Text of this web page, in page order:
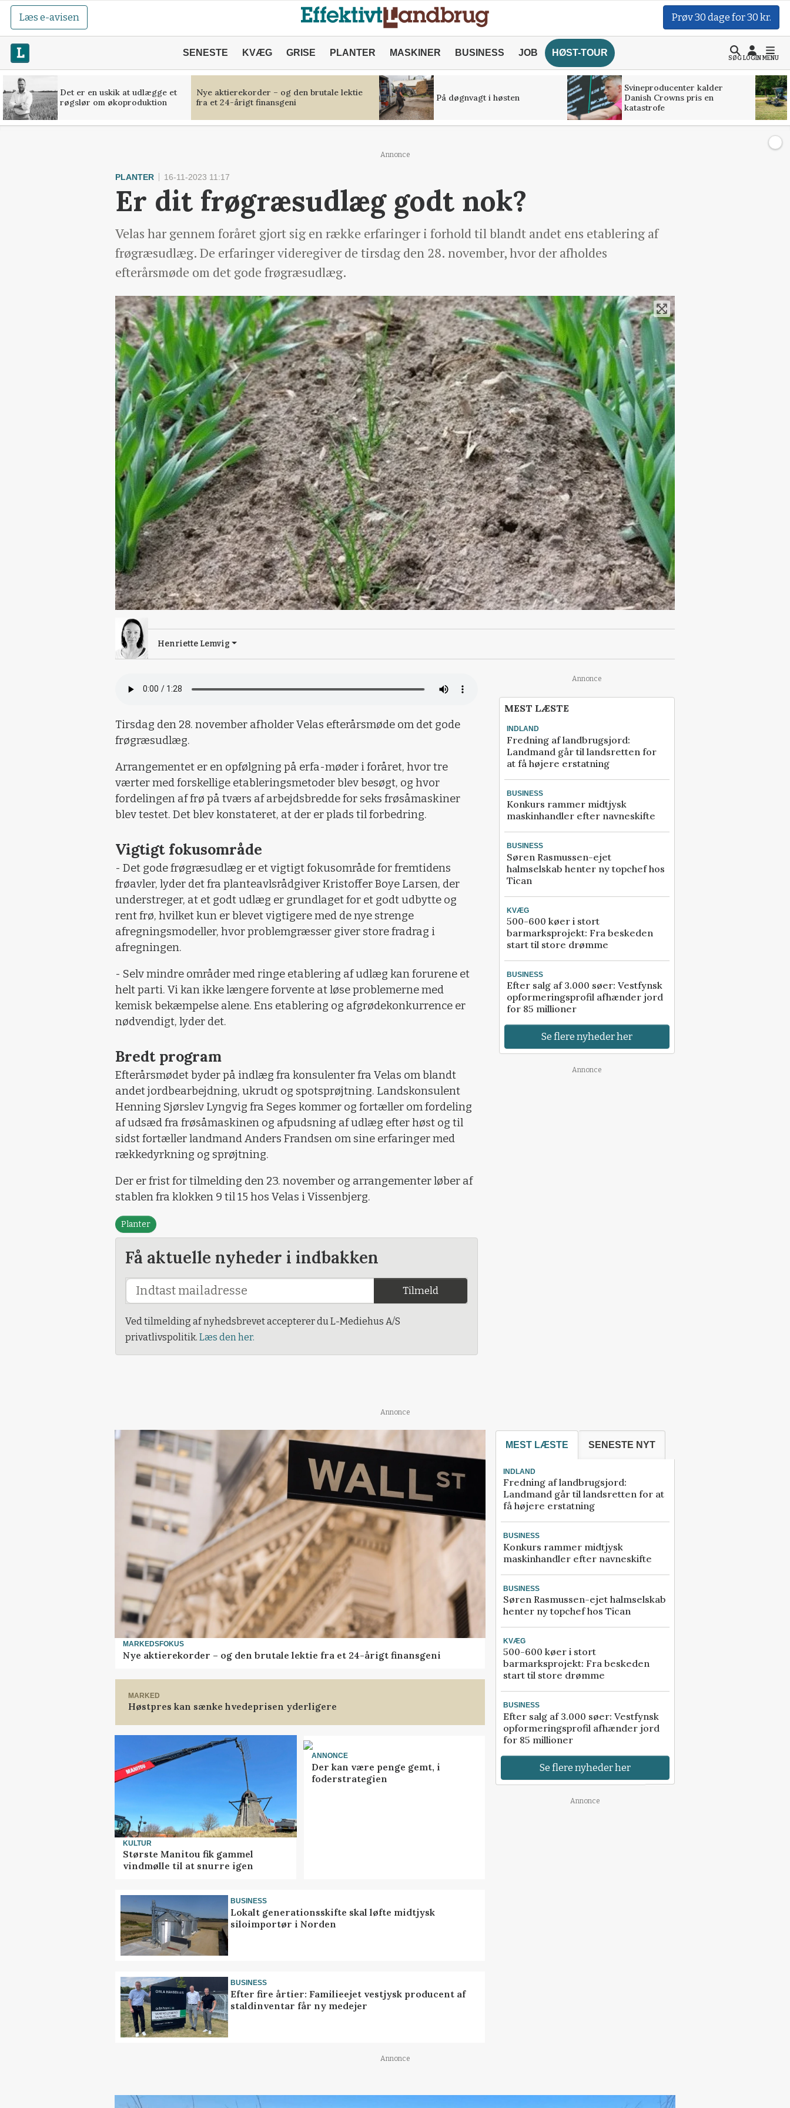
Læs e-avisen Prøv 30 dage for 30 kr.
SENESTE KVÆG GRISE PLANTER MASKINER BUSINESS JOB HØST-TOUR
SØGLOGINMENU
Det er en uskik at udlægge et
røgslør om økoproduktion
Nye aktierekorder – og den brutale lektie
fra et 24-årigt finansgeni
På døgnvagt i høsten
Svineproducenter kalder
Danish Crowns pris en
katastrofe
Annonce
PLANTER 16-11-2023 11:17
Er dit frøgræsudlæg godt nok?
Velas har gennem foråret gjort sig en række erfaringer i forhold til blandt andet ens etablering af
frøgræsudlæg. De erfaringer videregiver de tirsdag den 28. november, hvor der afholdes
efterårsmøde om det gode frøgræsudlæg.
Henriette Lemvig
Tirsdag den 28. november afholder Velas efterårsmøde om det gode
frøgræsudlæg.
Arrangementet er en opfølgning på erfa-møder i foråret, hvor tre
værter med forskellige etableringsmetoder blev besøgt, og hvor
fordelingen af frø på tværs af arbejdsbredde for seks frøsåmaskiner
blev testet. Det blev konstateret, at der er plads til forbedring.
Vigtigt fokusområde
- Det gode frøgræsudlæg er et vigtigt fokusområde for fremtidens
frøavler, lyder det fra planteavlsrådgiver Kristoffer Boye Larsen, der
understreger, at et godt udlæg er grundlaget for et godt udbytte og
rent frø, hvilket kun er blevet vigtigere med de nye strenge
afregningsmodeller, hvor problemgræsser giver store fradrag i
afregningen.
- Selv mindre områder med ringe etablering af udlæg kan forurene et
helt parti. Vi kan ikke længere forvente at løse problemerne med
kemisk bekæmpelse alene. Ens etablering og afgrødekonkurrence er
nødvendigt, lyder det.
Bredt program
Efterårsmødet byder på indlæg fra konsulenter fra Velas om blandt
andet jordbearbejdning, ukrudt og spotsprøjtning. Landskonsulent
Henning Sjørslev Lyngvig fra Seges kommer og fortæller om fordeling
af udsæd fra frøsåmaskinen og afpudsning af udlæg efter høst og til
sidst fortæller landmand Anders Frandsen om sine erfaringer med
rækkedyrkning og sprøjtning.
Der er frist for tilmelding den 23. november og arrangementer løber af
stablen fra klokken 9 til 15 hos Velas i Vissenbjerg.
Planter
Få aktuelle nyheder i indbakken
Tilmeld
Ved tilmelding af nyhedsbrevet accepterer du L-Mediehus A/S
privatlivspolitik. Læs den her.
Annonce
MEST LÆSTE
INDLAND
Fredning af landbrugsjord:
Landmand går til landsretten for
at få højere erstatning
BUSINESS
Konkurs rammer midtjysk
maskinhandler efter navneskifte
BUSINESS
Søren Rasmussen-ejet
halmselskab henter ny topchef hos
Tican
KVÆG
500-600 køer i stort
barmarksprojekt: Fra beskeden
start til store drømme
BUSINESS
Efter salg af 3.000 søer: Vestfynsk
opformeringsprofil afhænder jord
for 85 millioner
Se flere nyheder her
Annonce
Annonce
MARKEDSFOKUS
Nye aktierekorder – og den brutale lektie fra et 24-årigt finansgeni
MARKED
Høstpres kan sænke hvedeprisen yderligere
KULTUR
Største Manitou fik gammel
vindmølle til at snurre igen
ANNONCE
Der kan være penge gemt, i
foderstrategien
BUSINESS
Lokalt generationsskifte skal løfte midtjysk
siloimportør i Norden
BUSINESS
Efter fire årtier: Familieejet vestjysk producent af
staldinventar får ny medejer
MEST LÆSTE SENESTE NYT
INDLAND
Fredning af landbrugsjord:
Landmand går til landsretten for at
få højere erstatning
BUSINESS
Konkurs rammer midtjysk
maskinhandler efter navneskifte
BUSINESS
Søren Rasmussen-ejet halmselskab
henter ny topchef hos Tican
KVÆG
500-600 køer i stort
barmarksprojekt: Fra beskeden
start til store drømme
BUSINESS
Efter salg af 3.000 søer: Vestfynsk
opformeringsprofil afhænder jord
for 85 millioner
Se flere nyheder her
Annonce
Annonce